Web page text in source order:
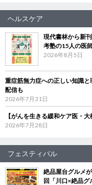
ヘルスケア
現代書林から新
考塾の15人の医
2026年8月5日
重症筋無力症への正しい知識
配信も
2026年7月31日
【がんを生きる緩和ケア医・
2026年7月28日
フェスティバル
絶品屋台グルメ
回「川口×絶品